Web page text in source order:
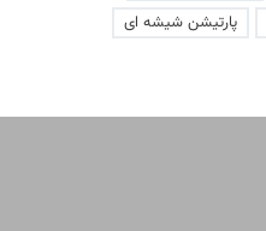
پارتیشن شیشه ای